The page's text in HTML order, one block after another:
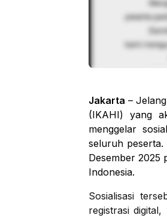
Jakarta –
(IKAHI) yang
menggelar
seluruh peserta.
Desember 2025
Indonesia.
Sosialisasi
registrasi